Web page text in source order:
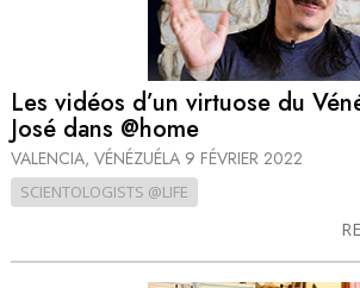
Les vidéos d’un virtuose du
José dans @home
VALENCIA, VÉNÉZUÉLA 9 FÉVRIER 2022
SCIENTOLOGISTS @LIFE